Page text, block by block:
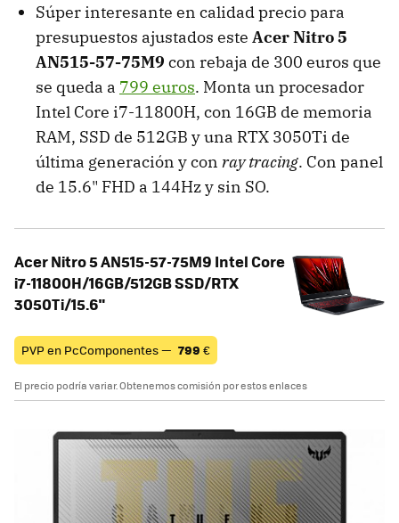
Súper interesante en calidad precio para
presupuestos ajustados este Acer Nitro 5
AN515-57-75M9 con rebaja de 300 euros que
se queda a 799 euros. Monta un procesador
Intel Core i7-11800H, con 16GB de memoria
RAM, SSD de 512GB y una RTX 3050Ti de
última generación y con ray tracing. Con panel
de 15.6" FHD a 144Hz y sin SO.
Acer Nitro 5 AN515-57-75M9 Intel Core
i7-11800H/16GB/512GB SSD/RTX
3050Ti/15.6"
PVP en PcComponentes — 799 €
El precio podría variar. Obtenemos comisión por estos enlaces